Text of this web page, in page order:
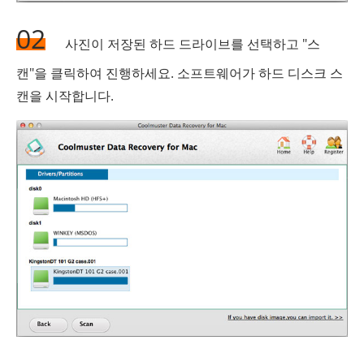
02
사진이 저장된 하드 드라이브를 선택하고 "스
캔"을 클릭하여 진행하세요. 소프트웨어가 하드 디스크 스
캔을 시작합니다.